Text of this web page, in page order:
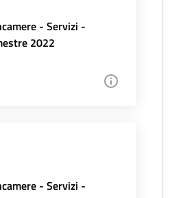
- Servizi -
2022
- Servizi -